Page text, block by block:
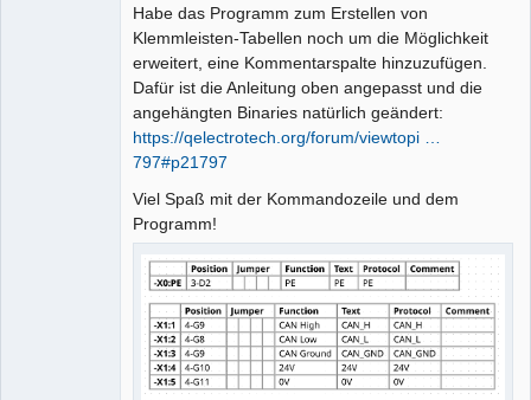
Habe das Programm zum Erstellen von
Klemmleisten-Tabellen noch um die Möglichkeit
erweitert, eine Kommentarspalte hinzuzufügen.
Dafür ist die Anleitung oben angepasst und die
angehängten Binaries natürlich geändert:
https://qelectrotech.org/forum/viewtopi …
797#p21797
Viel Spaß mit der Kommandozeile und dem
Programm!